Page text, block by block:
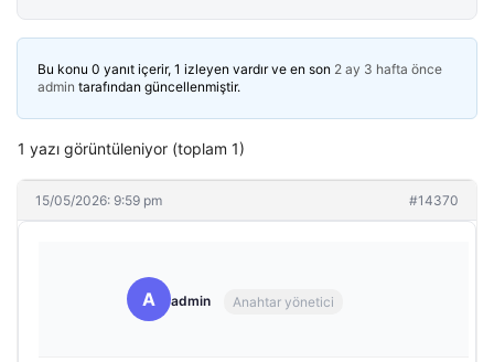
Bu konu 0 yanıt içerir, 1 izleyen vardır ve en son 2 ay 3 hafta önce
admin tarafından güncellenmiştir.
1 yazı görüntüleniyor (toplam 1)
15/05/2026: 9:59 pm #14370
A admin Anahtar yönetici